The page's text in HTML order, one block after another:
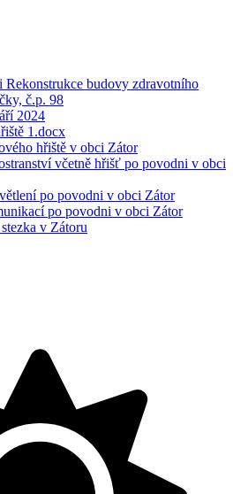
Rekonstrukce budovy zdravotního
č.p. 98
2024
1.docx
hřiště v obci Zátor
včetně hřišť po povodni v obci
po povodni v obci Zátor
po povodni v obci Zátor
v Zátoru